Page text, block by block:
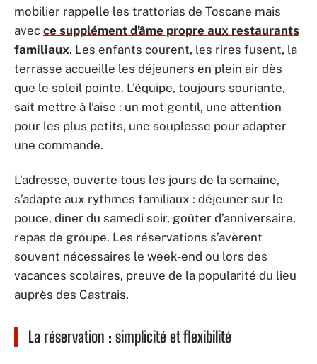
mobilier rappelle les trattorias de Toscane mais
avec ce supplément d’âme propre aux restaurants
familiaux. Les enfants courent, les rires fusent, la
terrasse accueille les déjeuners en plein air dès
que le soleil pointe. L’équipe, toujours souriante,
sait mettre à l’aise : un mot gentil, une attention
pour les plus petits, une souplesse pour adapter
une commande.
L’adresse, ouverte tous les jours de la semaine,
s’adapte aux rythmes familiaux : déjeuner sur le
pouce, dîner du samedi soir, goûter d’anniversaire,
repas de groupe. Les réservations s’avèrent
souvent nécessaires le week-end ou lors des
vacances scolaires, preuve de la popularité du lieu
auprès des Castrais.
La réservation : simplicité et flexibilité